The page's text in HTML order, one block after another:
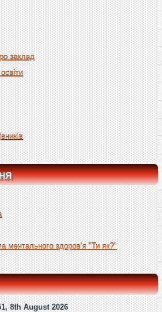
заклад
ментального здоров’я "Ти як?"
8th August 2026